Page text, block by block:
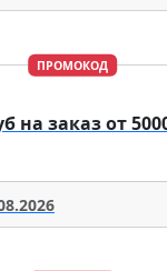
ПРОМОКОД
на заказ от